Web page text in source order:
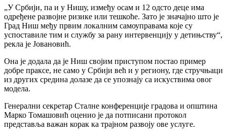
„У Србији, па и у Нишу, између осам и 12 одсто деце има
одређене развојне ризике или тешкоће. Зато је значајно што је
Град Ниш међу првим локалним самоуправама које су
успоставиле тим и службу за рану интервенцију у детињству“,
рекла је Јовановић.
Она је додала да је Ниш својим приступом постао пример
добре праксе, не само у Србији већ и у региону, где стручњаци
из других средина долазе да се упознају са искуствима овог
модела.
Генерални секретар Сталне конференције градова и општина
Марко Томашовић оценио је да потписани протокол
представља важан корак ка трајном развоју ове услуге.